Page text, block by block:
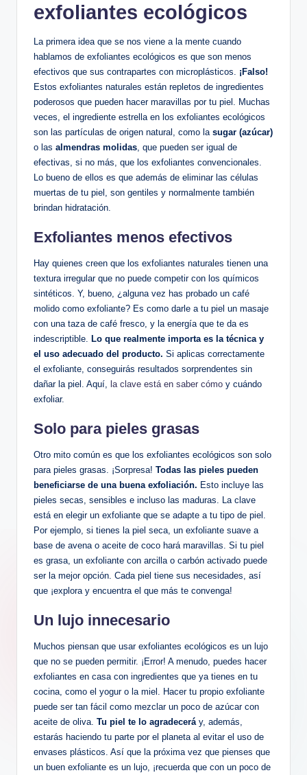
exfoliantes ecológicos
La primera idea que se nos viene a la mente cuando
hablamos de exfoliantes ecológicos es que son menos
efectivos que sus contrapartes con microplásticos. ¡Falso!
Estos exfoliantes naturales están repletos de ingredientes
poderosos que pueden hacer maravillas por tu piel. Muchas
veces, el ingrediente estrella en los exfoliantes ecológicos
son las partículas de origen natural, como la sugar (azúcar)
o las almendras molidas , que pueden ser igual de
efectivas, si no más, que los exfoliantes convencionales.
Lo bueno de ellos es que además de eliminar las células
muertas de tu piel, son gentiles y normalmente también
brindan hidratación.
Exfoliantes menos efectivos
Hay quienes creen que los exfoliantes naturales tienen una
textura irregular que no puede competir con los químicos
sintéticos. Y, bueno, ¿alguna vez has probado un café
molido como exfoliante? Es como darle a tu piel un masaje
con una taza de café fresco, y la energía que te da es
indescriptible.
Lo que realmente importa es la técnica y
el uso adecuado del producto. Si aplicas correctamente
el exfoliante, conseguirás resultados sorprendentes sin
dañar la piel. Aquí,
la clave está en saber cómo y cuándo
exfoliar.
Solo para pieles grasas
Otro mito común es que los exfoliantes ecológicos son solo
para pieles grasas. ¡Sorpresa! Todas las pieles pueden
beneficiarse de una buena exfoliación. Esto incluye las
pieles secas, sensibles e incluso las maduras. La clave
está en elegir un exfoliante que se adapte a tu tipo de piel.
Por ejemplo, si tienes la piel seca, un exfoliante suave a
base de avena o aceite de coco hará maravillas. Si tu piel
es grasa, un exfoliante con arcilla o carbón activado puede
ser la mejor opción. Cada piel tiene sus necesidades, así
que ¡explora y encuentra el que más te convenga!
Un lujo innecesario
Muchos piensan que usar exfoliantes ecológicos es un lujo
que no se pueden permitir. ¡Error! A menudo, puedes hacer
exfoliantes en casa con ingredientes que ya tienes en tu
cocina, como el yogur o la miel. Hacer tu propio exfoliante
puede ser tan fácil como mezclar un poco de azúcar con
aceite de oliva. Tu piel te lo agradecerá y, además,
estarás haciendo tu parte por el planeta al evitar el uso de
envases plásticos. Así que la próxima vez que pienses que
un buen exfoliante es un lujo, ¡recuerda que con un poco de